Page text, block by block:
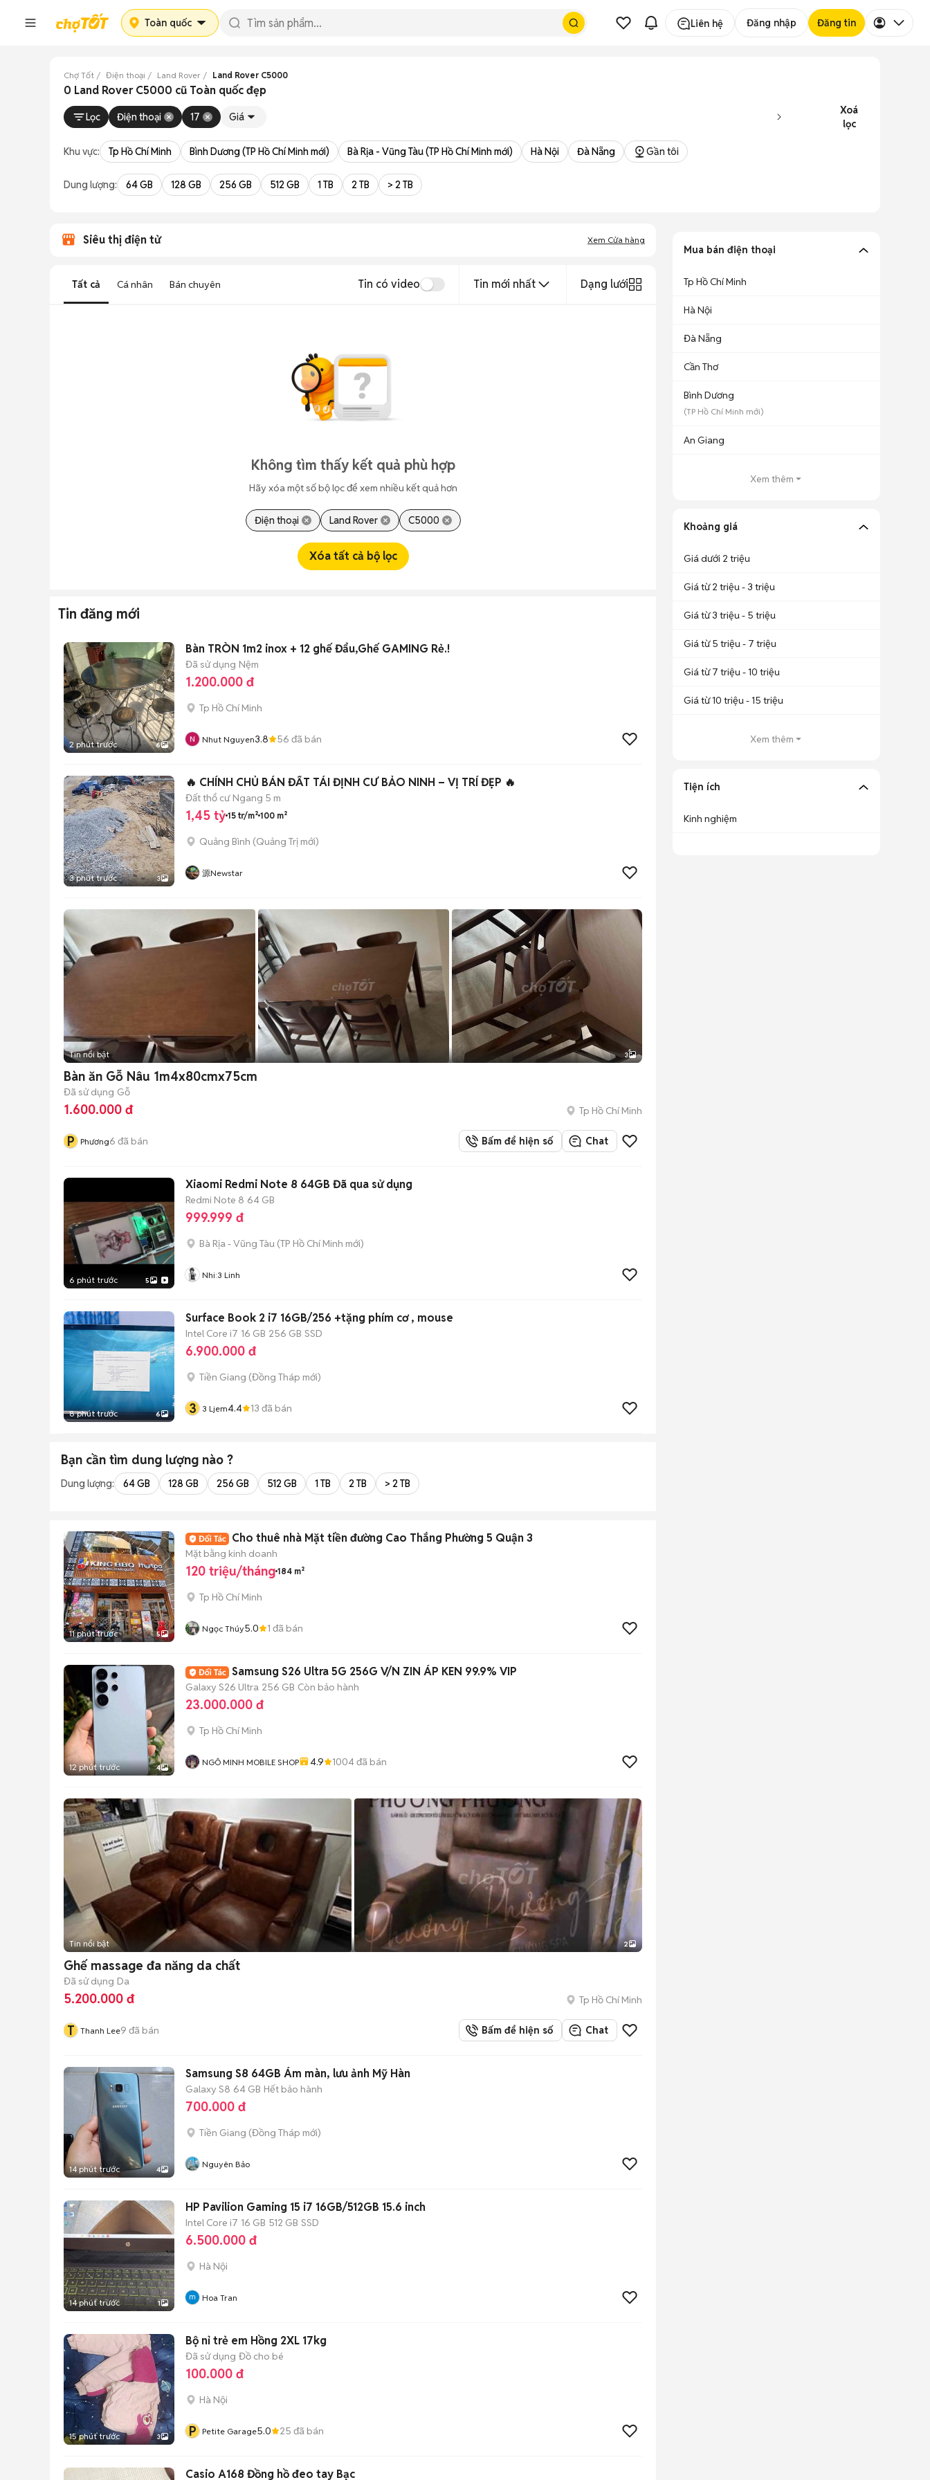
Toàn quốc Liên hệ Đăng nhập Đăng tin
Chợ Tốt Điện thoại Land Rover Land Rover C5000
0 Land Rover C5000 cũ Toàn quốc đẹp
Lọc Điện thoại 17 Giá
Xoá
lọc
Khu vực: Tp Hồ Chí Minh Bình Dương (TP Hồ Chí Minh mới) Bà Rịa - Vũng Tàu (TP Hồ Chí Minh mới) Hà Nội Đà Nẵng Gần tôi
Dung lượng: 64 GB 128 GB 256 GB 512 GB 1 TB 2 TB > 2 TB
Siêu thị điện tử Xem Cửa hàng
Tất cả Cá nhân Bán chuyên Tin có video Tin mới nhất Dạng lưới
Không tìm thấy kết quả phù hợp
Hãy xóa một số bộ lọc để xem nhiều kết quả hơn
Điện thoại Land Rover C5000
Xóa tất cả bộ lọc
Tin đăng mới
2 phút trước 6
Bàn TRÒN 1m2 inox + 12 ghế Đẩu,Ghế GAMING Rẻ.!
Đã sử dụng Nệm
1.200.000 đ
Tp Hồ Chí Minh
Nhut Nguyen3.8 56 đã bán
3 phút trước 3
🔥 CHÍNH CHỦ BÁN ĐẤT TÁI ĐỊNH CƯ BẢO NINH – VỊ TRÍ ĐẸP 🔥
Đất thổ cư Ngang 5 m
1,45 tỷ 15 tr/m² 100 m²
Quảng Bình (Quảng Trị mới)
源Newstar
Tin nổi bật 3
Bàn ăn Gỗ Nâu 1m4x80cmx75cm
Đã sử dụng Gỗ
1.600.000 đ Tp Hồ Chí Minh
P Phương6 đã bán Bấm để hiện số Chat
6 phút trước 5
Xiaomi Redmi Note 8 64GB Đã qua sử dụng
Redmi Note 8 64 GB
999.999 đ
Bà Rịa - Vũng Tàu (TP Hồ Chí Minh mới)
Nhi:3 Linh
8 phút trước 6
Surface Book 2 i7 16GB/256 +tặng phím cơ , mouse
Intel Core i7 16 GB 256 GB SSD
6.900.000 đ
Tiền Giang (Đồng Tháp mới)
3 3 Ljem4.4 13 đã bán
Bạn cần tìm dung lượng nào ?
Dung lượng: 64 GB 128 GB 256 GB 512 GB 1 TB 2 TB > 2 TB
11 phút trước 5
Cho thuê nhà Mặt tiền đường Cao Thắng Phường 5 Quận 3
Mặt bằng kinh doanh
120 triệu/tháng 184 m²
Tp Hồ Chí Minh
Ngọc Thúy5.0 1 đã bán
12 phút trước 4
Samsung S26 Ultra 5G 256G V/N ZIN ÁP KEN 99.9% VIP
Galaxy S26 Ultra 256 GB Còn bảo hành
23.000.000 đ
Tp Hồ Chí Minh
NGÔ MINH MOBILE SHOP 4.9 1004đã bán
Tin nổi bật 2
Ghế massage đa năng da chất
Đã sử dụng Da
5.200.000 đ Tp Hồ Chí Minh
T Thanh Lee9 đã bán Bấm để hiện số Chat
14 phút trước 4
Samsung S8 64GB Ám màn, lưu ảnh Mỹ Hàn
Galaxy S8 64 GB Hết bảo hành
700.000 đ
Tiền Giang (Đồng Tháp mới)
Nguyên Bảo
14 phút trước 1
HP Pavilion Gaming 15 i7 16GB/512GB 15.6 inch
Intel Core i7 16 GB 512 GB SSD
6.500.000 đ
Hà Nội
Hoa Tran
15 phút trước 3
Bộ nỉ trẻ em Hồng 2XL 17kg
Đã sử dụng Đồ cho bé
100.000 đ
Hà Nội
P Petite Garage5.0 25 đã bán
Casio A168 Đồng hồ đeo tay Bạc
Mua bán điện thoại
Tp Hồ Chí Minh
Hà Nội
Đà Nẵng
Cần Thơ
Bình Dương
(TP Hồ Chí Minh mới)
An Giang
Xem thêm
Khoảng giá
Giá dưới 2 triệu
Giá từ 2 triệu - 3 triệu
Giá từ 3 triệu - 5 triệu
Giá từ 5 triệu - 7 triệu
Giá từ 7 triệu - 10 triệu
Giá từ 10 triệu - 15 triệu
Xem thêm
Tiện ích
Kinh nghiệm